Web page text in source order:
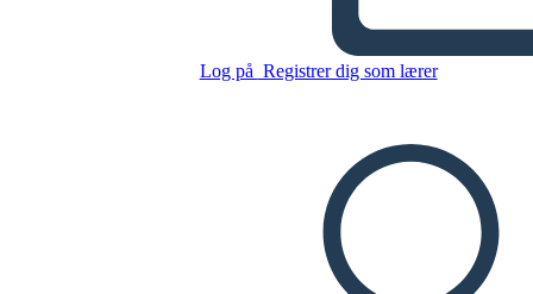
Log på Registrer dig som lærer
AFSPIL DIASSHOW
LÆS FOR MIG